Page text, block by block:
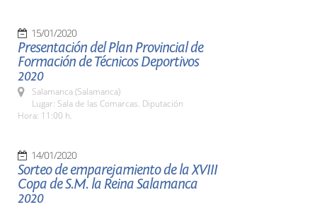
15/01/2020
Presentación del Plan Provincial de
Formación de Técnicos Deportivos
2020
Salamanca (Salamanca)
Lugar: Sala de las Comarcas. Diputación
Hora: 11:00 h.
14/01/2020
Sorteo de emparejamiento de la XVIII
Copa de S.M. la Reina Salamanca
2020